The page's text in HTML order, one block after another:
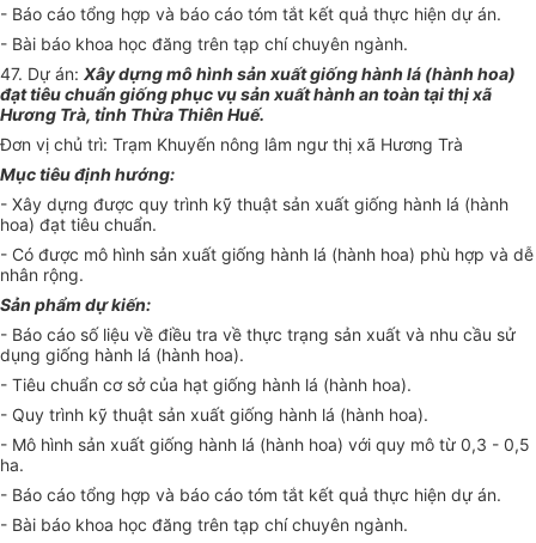
- Báo cáo tổng hợp và báo cáo tóm tắt kết quả thực hiện dự án.
- Bài báo khoa học đăng trên tạp chí chuyên ngành.
47. Dự án: Xây dựng mô hình sản xuất giống hành lá (hành hoa)
đạt tiêu chuẩn giống phục vụ sản xuất hành an toàn tại thị xã
Hương Trà, tỉnh Thừa Thiên Huế.
Đơn vị chủ trì: Trạm Khuyến nông lâm ngư thị xã Hương Trà
Mục tiêu định hướng:
- Xây dựng được quy trình kỹ thuật sản xuất giống hành lá (hành
hoa) đạt tiêu chuẩn.
- Có được mô hình sản xuất giống hành lá (hành hoa) phù hợp và dễ
nhân rộng.
Sản phẩm dự kiến:
- Báo cáo số liệu về điều tra về thực trạng sản xuất và nhu cầu sử
dụng giống hành lá (hành hoa).
- Tiêu chuẩn cơ sở của hạt giống hành lá (hành hoa).
- Quy trình kỹ thuật sản xuất giống hành lá (hành hoa).
- Mô hình sản xuất giống hành lá (hành hoa) với quy mô từ 0,3 - 0,5
ha.
- Báo cáo tổng hợp và báo cáo tóm tắt kết quả thực hiện dự án.
- Bài báo khoa học đăng trên tạp chí chuyên ngành.